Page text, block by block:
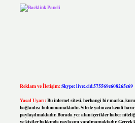
Reklam ve İletişim:Skype: live:.cid.575569c608265c69
Yasal Uyarı:Bu internet sitesi, herhangi bir marka,
bağlantısı bulunmamaktadır. Sitede yalnızca kendi
paylaşılmaktadır. Burada yer alan içerikler haber